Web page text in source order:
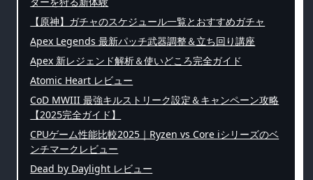
【原神】ガチャのスケジュール一覧とおすすめガチャ
Apex Legends 最新パッチ武器調整＆立ち回り講座
Apex 新レジェンド解析＆使いどころ完全ガイド
Atomic Heart レビュー
CoD MWIII 最強キルストリーク設定＆キャンペーン攻略
【2025完全ガイド】
CPUゲーム性能比較2025｜Ryzen vs Core iシリーズのベ
ンチマークレビュー
Dead by Daylight レビュー